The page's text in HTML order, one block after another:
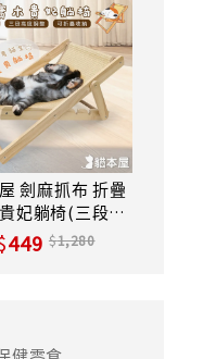
劍麻抓布 折疊
妃躺椅(三段可
調節)
449 1,280